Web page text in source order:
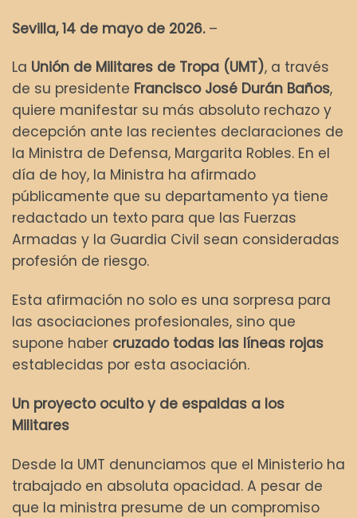
Sevilla, 14 de mayo de 2026.–
La Unión de Militares de Tropa (UMT), a través
de su presidente Francisco José Durán Baños,
quiere manifestar su más absoluto rechazo y
decepción ante las recientes declaraciones de
la Ministra de Defensa, Margarita Robles. En el
día de hoy, la Ministra ha afirmado
públicamente que su departamento ya tiene
redactado un texto para que las Fuerzas
Armadas y la Guardia Civil sean consideradas
profesión de riesgo.
Esta afirmación no solo es una sorpresa para
las asociaciones profesionales, sino que
supone haber cruzado todas las líneas rojas
establecidas por esta asociación.
Un proyecto oculto y de espaldas a los
Militares
Desde la UMT denunciamos que el Ministerio ha
trabajado en absoluta opacidad. A pesar de
que la ministra presume de un compromiso